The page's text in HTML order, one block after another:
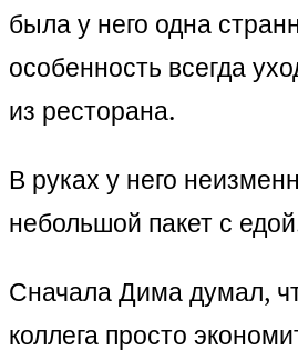
была у него одна
особенность всегда
из ресторана.
В руках у него
небольшой пакет с
Сначала Дима думал,
коллега просто